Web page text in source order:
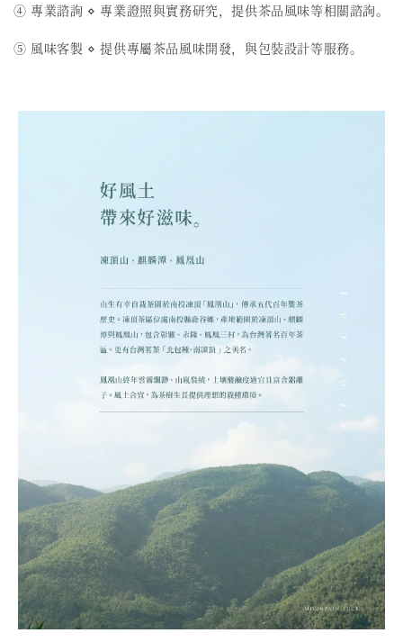
④ 專業諮詢 ⋄ 專業證照與實務研究，提供茶品風味等相關諮詢。
⑤ 風味客製 ⋄ 提供專屬茶品風味開發，與包裝設計等服務。